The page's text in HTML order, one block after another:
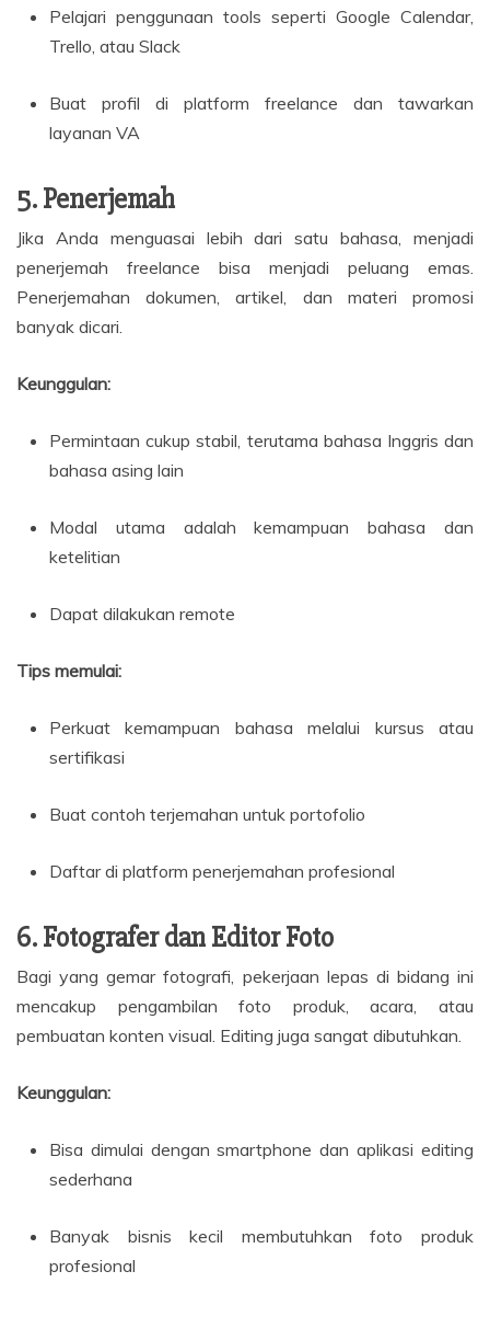
Pelajari penggunaan tools seperti Google Calendar,
Trello, atau Slack
Buat profil di platform freelance dan tawarkan
layanan VA
5. Penerjemah
Jika Anda menguasai lebih dari satu bahasa, menjadi
penerjemah freelance bisa menjadi peluang emas.
Penerjemahan dokumen, artikel, dan materi promosi
banyak dicari.
Keunggulan:
Permintaan cukup stabil, terutama bahasa Inggris dan
bahasa asing lain
Modal utama adalah kemampuan bahasa dan
ketelitian
Dapat dilakukan remote
Tips memulai:
Perkuat kemampuan bahasa melalui kursus atau
sertifikasi
Buat contoh terjemahan untuk portofolio
Daftar di platform penerjemahan profesional
6. Fotografer dan Editor Foto
Bagi yang gemar fotografi, pekerjaan lepas di bidang ini
mencakup pengambilan foto produk, acara, atau
pembuatan konten visual. Editing juga sangat dibutuhkan.
Keunggulan:
Bisa dimulai dengan smartphone dan aplikasi editing
sederhana
Banyak bisnis kecil membutuhkan foto produk
profesional